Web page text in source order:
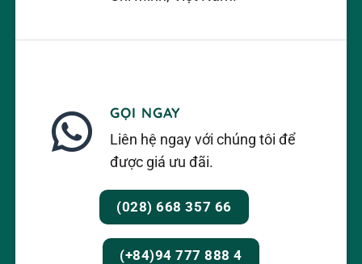
GỌI NGAY
Liên hệ ngay với chúng tôi để
được giá ưu đãi.
(028) 668 357 66
(+84)94 777 888 4